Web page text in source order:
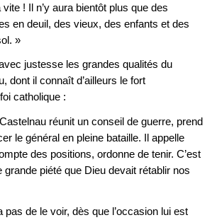
! Il n’y aura bientôt plus que des
en deuil, des vieux, des enfants et des
»
justesse les grandes qualités du
dont il connaît d’ailleurs le fort
catholique :
Castelnau réunit un conseil de guerre, prend
le général en pleine bataille. Il appelle
des positions, ordonne de tenir. C’est
grande piété que Dieu devait rétablir nos
pas de le voir, dès que l’occasion lui est